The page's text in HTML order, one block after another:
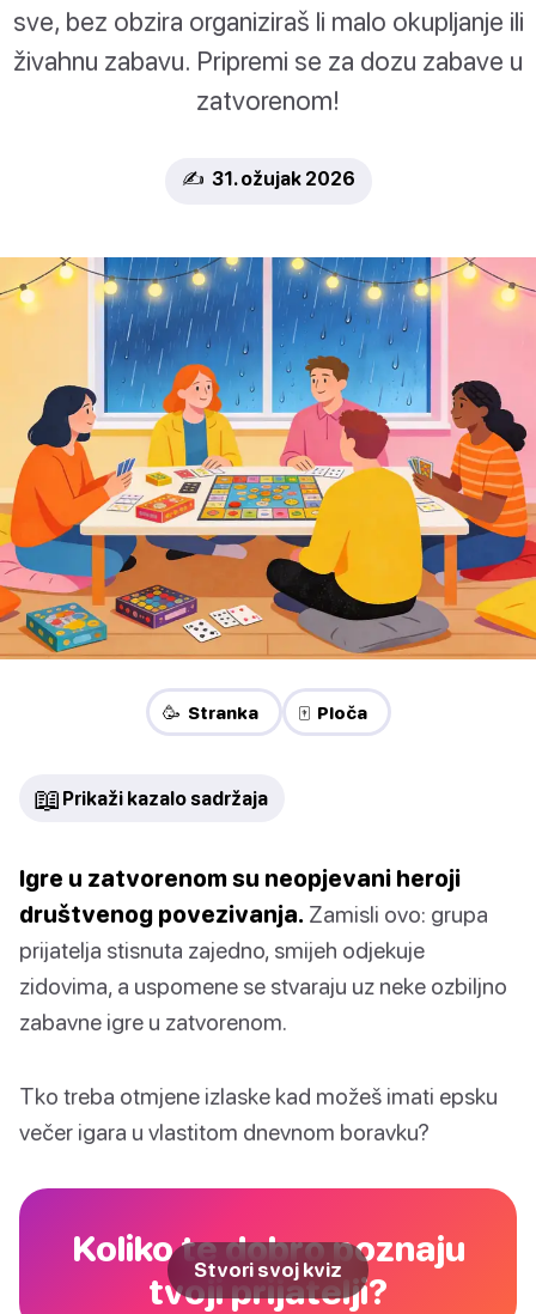
sve, bez obzira organiziraš li malo okupljanje ili
živahnu zabavu. Pripremi se za dozu zabave u
zatvorenom!
✍️ 31. ožujak 2026
🥳 Stranka 🀄 Ploča
📖 Prikaži kazalo sadržaja
Igre u zatvorenom su neopjevani heroji
društvenog povezivanja. Zamisli ovo: grupa
prijatelja stisnuta zajedno, smijeh odjekuje
zidovima, a uspomene se stvaraju uz neke ozbiljno
zabavne igre u zatvorenom.
Tko treba otmjene izlaske kad možeš imati epsku
večer igara u vlastitom dnevnom boravku?
Koliko te dobro poznaju
tvoji prijatelji?
Stvori svoj kviz